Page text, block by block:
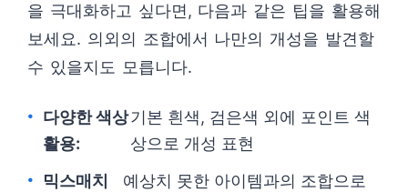
을 극대화하고 싶다면, 다음과 같은 팁을 활용해
보세요. 의외의 조합에서 나만의 개성을 발견할
수 있을지도 모릅니다.
다양한 색상
활용:
기본 흰색, 검은색 외에 포인트 색
상으로 개성 표현
믹스매치
예상치 못한 아이템과의 조합으로